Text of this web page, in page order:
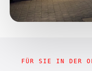
FÜR SIE IN DER